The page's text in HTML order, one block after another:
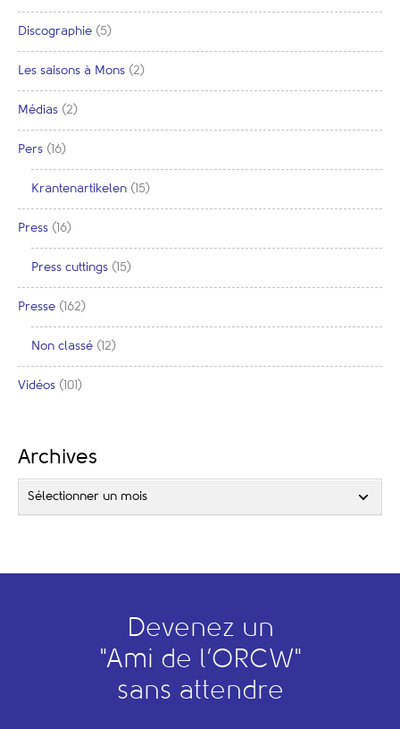
Discographie (5)
Les saisons à Mons (2)
Médias (2)
Pers (16)
Krantenartikelen (15)
Press (16)
Press cuttings (15)
Presse (162)
Non classé (12)
Vidéos (101)
Archives
Sélectionner un mois
Devenez un
"Ami de l’ORCW"
sans attendre